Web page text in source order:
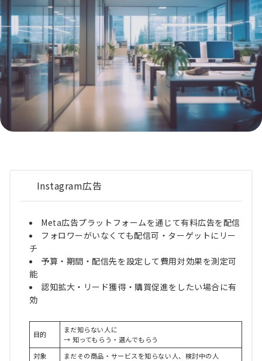
Instagram広告
Meta広告プラットフォームを通じて有料広告を配信
フォロワーがいなくても配信可・ターゲットにリー
チ
予算・期間・配信先を設定して費用対効果を測定可
能
認知拡大・リード獲得・購買促進をしたい場合に有
効
目的
まだ知らない人に
→ 知ってもらう・選んでもらう
対象
まだその商品・サービスを知らない人、検討中の人